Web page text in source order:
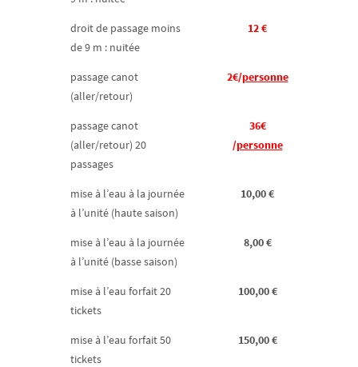
droit de passage moins
de 9 m : nuitée
12 €
passage canot
(aller/retour)
2€/personne
passage canot
(aller/retour) 20
passages
36€
/personne
mise à l’eau à la journée
à l’unité (haute saison)
10,00 €
mise à l’eau à la journée
à l’unité (basse saison)
8,00 €
mise à l’eau forfait 20
tickets
100,00 €
mise à l’eau forfait 50
tickets
150,00 €